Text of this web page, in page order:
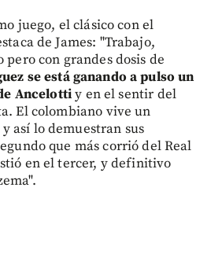
juego, el clásico con el
de James: "Trabajo,
con grandes dosis de
se está ganando a pulso un
Ancelottiy en el sentir del
El colombiano vive un
así lo demuestran sus
que más corrió del Real
en el tercer, y definitivo